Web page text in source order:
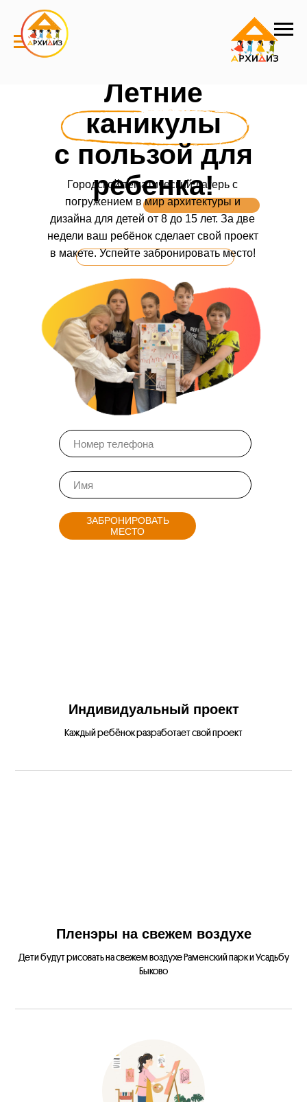
Городской тематический лагерь с
погружением в мир архитектуры и
дизайна для детей от 8 до 15 лет. За две
недели ваш ребёнок сделает свой проект
в макете. Успейте забронировать место!
Летние
каникулы
с пользой для
ребенка!
ЗАБРОНИРОВАТЬ
МЕСТО
Индивидуальный проект
Каждый ребёнок разработает свой проект
Пленэры на свежем воздухе
Дети будут рисовать на свежем воздухе Раменский парк и Усадьбу
Быково